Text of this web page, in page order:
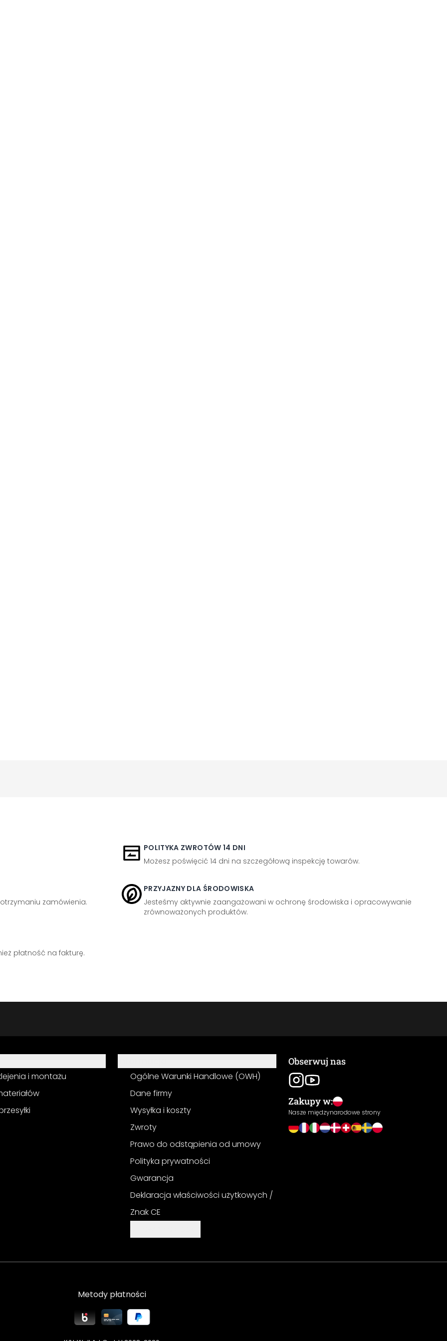
POLITYKA ZWROTÓW 14 DNI
Możesz poświęcić 14 dni na szczegółową inspekcję towarów.
zamówienia.
PRZYJAZNY DLA ŚRODOWISKA
Jesteśmy aktywnie zaangażowani w ochronę środowiska i opracowywanie
zrównoważonych produktów.
płatność na fakturę.
i montażu
Ogólne Warunki Handlowe (OWH)
Dane firmy
Wysyłka i koszty
Zwroty
Prawo do odstąpienia od umowy
Polityka prywatności
Gwarancja
Deklaracja właściwości użytkowych /
Znak CE
Obserwuj nas
Zakupy w:
Nasze międzynarodowe strony
Metody płatności